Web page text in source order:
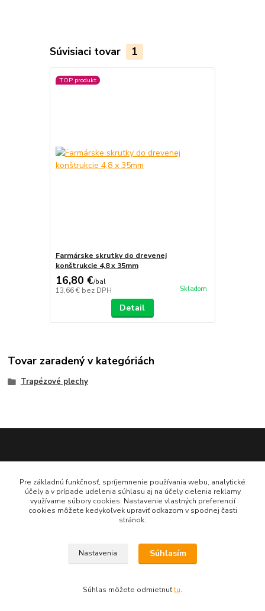
Súvisiaci tovar 1
TOP produkt
Farmárske skrutky do drevenej
konštrukcie 4,8 x 35mm
16,80 €/bal
13,66 € bez DPH Skladom
Detail
Tovar zaradený v kategóriách
Trapézové plechy
0948 484 313
Po-Pia 7:30-16:00 hod
doplnkykstrecham@gmail.com
Vytvorené na Eshop-rychlo.sk
Pre základnú funkčnosť, spríjemnenie používania webu, analytické
účely a v prípade udelenia súhlasu aj na účely cielenia reklamy
využívame súbory cookies. Nastavenie vlastných preferencií
cookies môžete kedykoľvek upraviť odkazom v spodnej časti
stránok.
Nastavenia Súhlasím
Súhlas môžete odmietnuťtu.